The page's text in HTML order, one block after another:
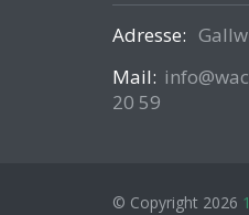
Adresse:
Mail:
20 59
© Copyright 2026